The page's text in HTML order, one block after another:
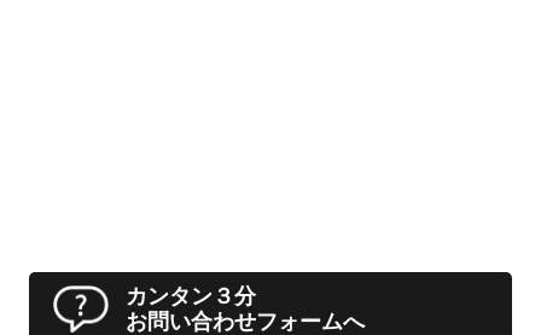
カンタン３分
お問い合わせフォームへ